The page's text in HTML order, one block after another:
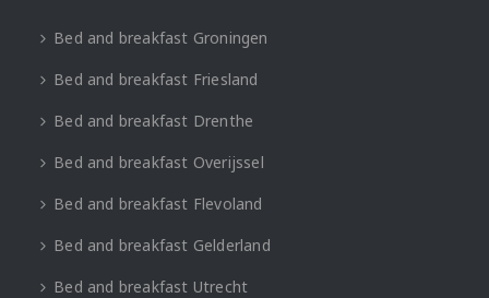
Bed and breakfast Groningen
Bed and breakfast Friesland
Bed and breakfast Drenthe
Bed and breakfast Overijssel
Bed and breakfast Flevoland
Bed and breakfast Gelderland
Bed and breakfast Utrecht